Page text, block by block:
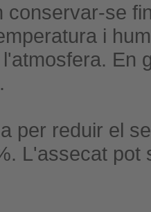
conservar-se
i
En
per reduir el
L'assecat pot